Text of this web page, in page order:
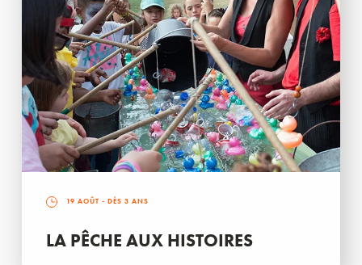
19 AOÛT - DÈS 3 ANS
LA PÊCHE AUX HISTOIRES